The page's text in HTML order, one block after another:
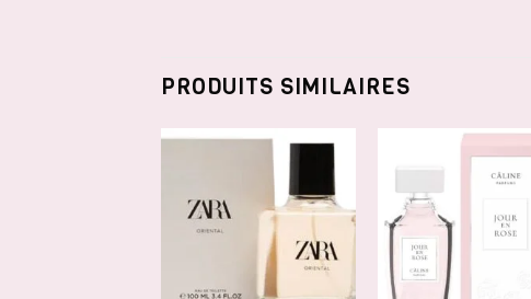
PRODUITS SIMILAIRES
AJOUTER
À LA
LISTE DE
SOUHAITS
AJOUTER